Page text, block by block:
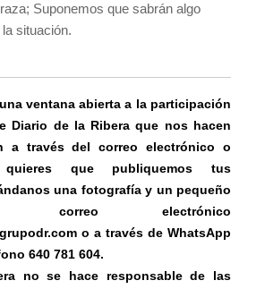
Suponemos que sabrán algo
la situación.
ventana abierta a la participación
Diario de la Ribera que nos hacen
a través del correo electrónico o
que publiquemos tus
una fotografía y un pequeño
electrónico
o a través de WhatsApp
640 781 604.
no se hace responsable de las